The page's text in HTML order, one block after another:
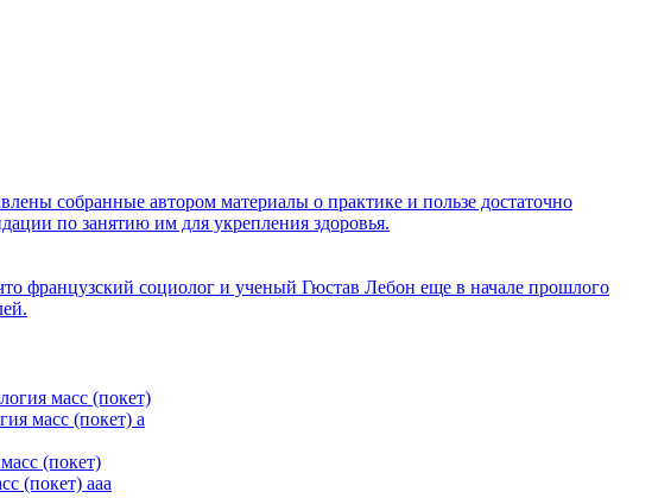
собранные автором материалы о практике и пользе достаточно
по занятию им для укрепления здоровья.
французский социолог и ученый Гюстав Лебон еще в начале прошлого
масс (покет) а
(покет) ааа